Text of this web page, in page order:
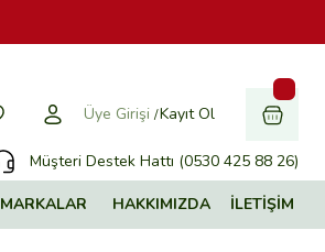
Üye Girişi /Kayıt Ol
Müşteri Destek Hattı (0530 425 88 26)
MARKALAR HAKKIMIZDA İLETİŞİM